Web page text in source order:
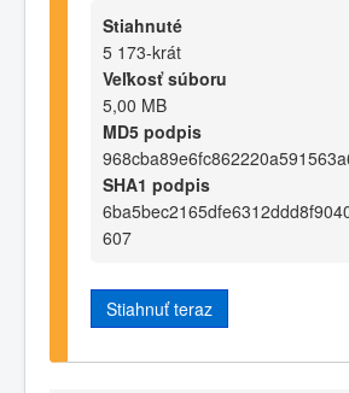
Stiahnuté
5 173-krát
Veľkosť súboru
5,00 MB
MD5 podpis
SHA1 podpis
607
Stiahnuť teraz